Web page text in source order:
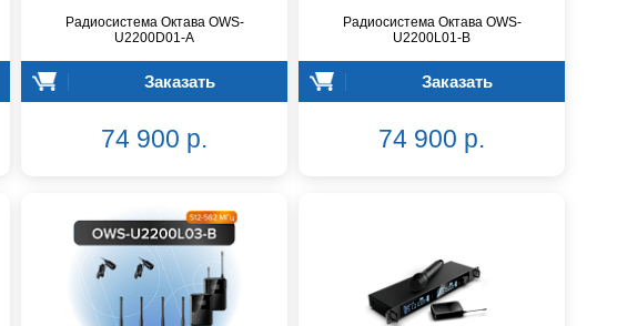
Радиосистема Октава OWS-
U2200D01-A
Заказать
74 900 р.
Радиосистема Октава OWS-
U2200L01-B
Заказать
74 900 р.